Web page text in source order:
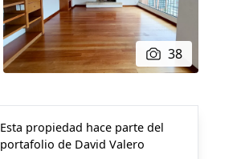
38
Esta propiedad hace parte del
portafolio de David Valero